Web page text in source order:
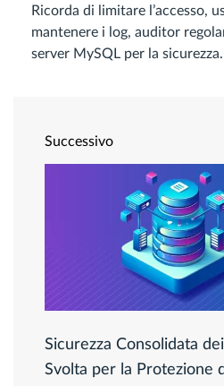
Ricorda di limitare l’accesso,
mantenere i log, auditor
server MySQL per la
Successivo
Sicurezza Consolidata
Svolta per la Protezione